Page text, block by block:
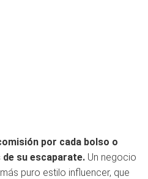
por cada bolso o
de su escaparate. Un negocio
puro estilo influencer, que